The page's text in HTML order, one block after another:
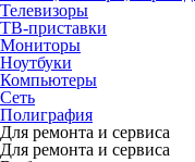
Телевизоры
ТВ-приставки
Мониторы
Ноутбуки
Компьютеры
Сеть
Полиграфия
Для ремонта и сервиса
Для ремонта и сервиса